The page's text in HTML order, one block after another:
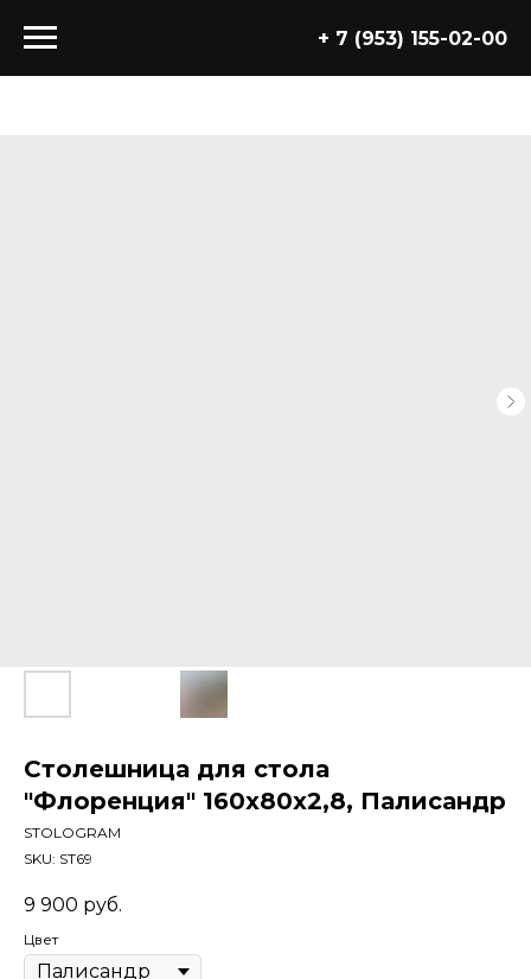
+ 7 (953) 155-02-00
Столешница для стола
"Флоренция" 160x80x2,8, Палисандр
STOLOGRAM
SKU: ST69
9 900 руб.
Цвет